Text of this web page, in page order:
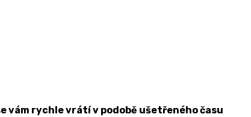
vám rychle vrátí v podobě ušetřeného času